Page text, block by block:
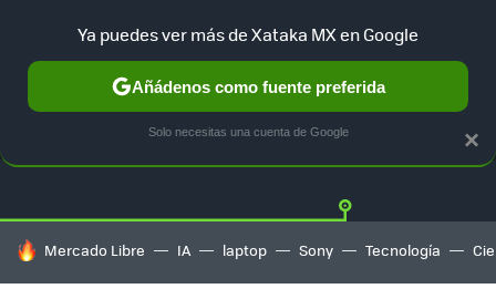
GUÍA DE COMPRAS MERCADO LIBRE
HOY SE HABLA DE
Mercado Libre IA laptop Sony Tecnología
×
Ya puedes ver más de Xataka MX en Google
Añádenos como fuente preferida
Solo necesitas una cuenta de Google